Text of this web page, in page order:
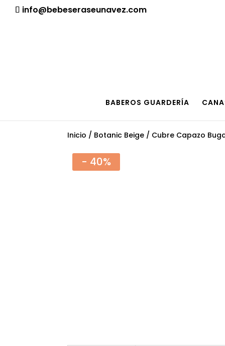
¡Aviso importante para tod@s! Si necesitan más información
info@bebeseraseunavez.com
BABEROS GUARDERÍA
Inicio / Botanic Beige / Cubre Capazo
- 40%